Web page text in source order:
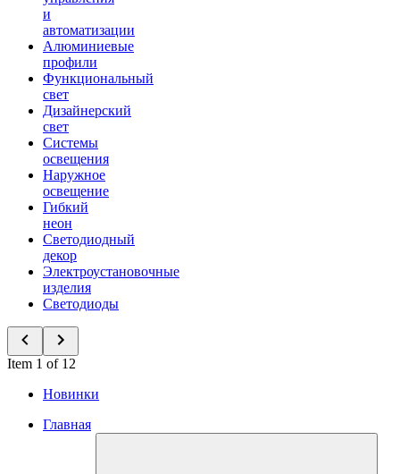
и
автоматизации
Алюминиевые
профили
Функциональный
свет
Дизайнерский
свет
Системы
освещения
Наружное
освещение
Гибкий
неон
Светодиодный
декор
Электроустановочные
изделия
Светодиоды
Item 1 of 12
Новинки
Главная